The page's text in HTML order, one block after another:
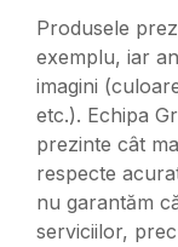
Produsele
exemplu, iar
imagini
etc.). Echipa
prezinte cât
respecte
nu garantăm
serviciilor,